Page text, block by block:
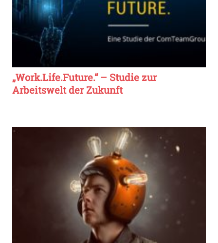
„Work.Life.Future.“ – Studie zur
Arbeitswelt der Zukunft